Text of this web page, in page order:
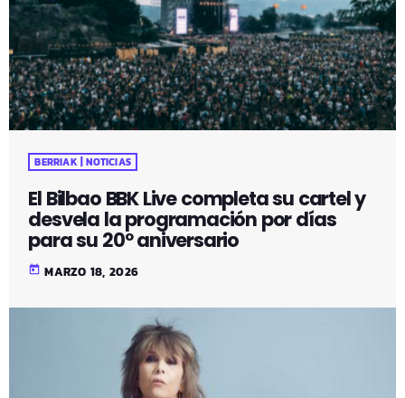
BERRIAK | NOTICIAS
El Bilbao BBK Live completa su cartel y
desvela la programación por días
para su 20º aniversario
today MARZO 18, 2026